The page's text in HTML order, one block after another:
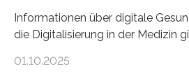
Informationen über digitale
die Digitalisierung in der Medizin
seriösen und wissenschaftlich
01.10.2025